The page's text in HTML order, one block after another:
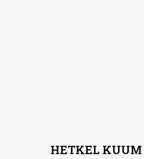
HETKEL KUUM